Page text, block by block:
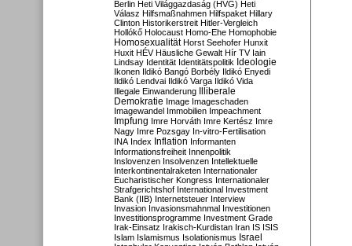
Berlin Heti Világgazdaság (HVG) Heti
Válasz Hilfsmaßnahmen Hilfspaket Hillary
Clinton Historikerstreit Hitler-Vergleich
Hollókő Holocaust Homo-Ehe Homophobie
Homosexualität Horst Seehofer Hunxit
Huxit HÉV Häusliche Gewalt Hír TV Iain
Lindsay Identität Identitätspolitik Ideologie
Ikonen Ildikó Bangó Borbély Ildikó Enyedi
Ildikó Lendvai Ildikó Varga Ildikó Vida
Illegale Einwanderung Illiberale
Demokratie Image Imageschaden
Imagewandel Immobilien Impeachment
Impfung Imre Horváth Imre Kertész Imre
Nagy Imre Pozsgay In-vitro-Fertilisation
INA Index Inflation Informanten
Informationsfreiheit Innenpolitik
Inslovenzen Insolvenzen Intellektuelle
Interkontinentalraketen Internationaler
Eucharistischer Kongress Internationaler
Strafgerichtshof International Investment
Bank (IIB) Internetsteuer Interview
Invasion Invasionsmahnmal Investitionen
Investitionsprogramme Investment Grade
Irak-Einsatz Irakisch-Kurdistan Iran IS ISIS
Islam Islamismus Isolationismus Israel